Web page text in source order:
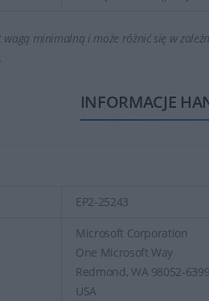
minimalną i może różnić się w
INFORMACJE
EP2-25243
Microsoft Corporation
One Microsoft Way
Redmond, WA 98052-6399
USA